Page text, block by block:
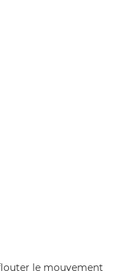
le mouvement